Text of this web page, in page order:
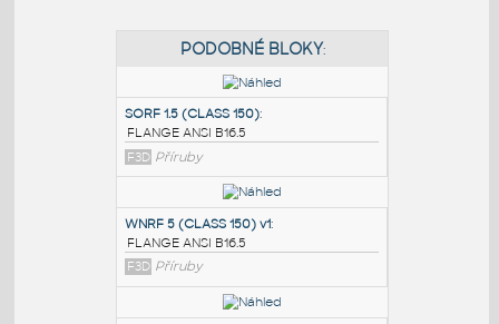
PODOBNÉ BLOKY
SORF 1.5 (CLASS 150):
FLANGE ANSI B16.5